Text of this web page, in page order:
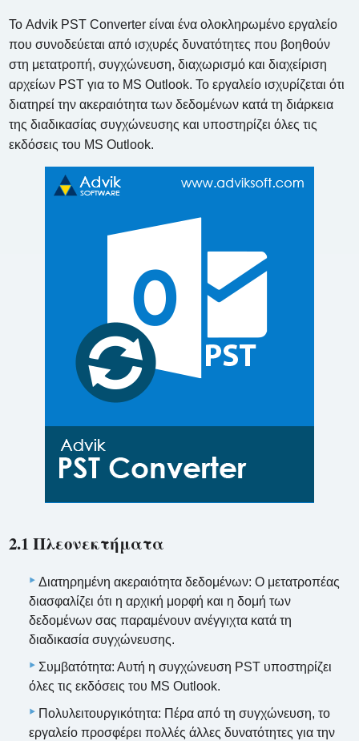
Το Advik PST Converter είναι ένα ολοκληρωμένο εργαλείο
που συνοδεύεται από ισχυρές δυνατότητες που βοηθούν
στη μετατροπή, συγχώνευση, διαχωρισμό και διαχείριση
αρχείων PST για το MS Outlook. Το εργαλείο ισχυρίζεται ότι
διατηρεί την ακεραιότητα των δεδομένων κατά τη διάρκεια
της διαδικασίας συγχώνευσης και υποστηρίζει όλες τις
εκδόσεις του MS Outlook.
2.1 Πλεονεκτήματα
Διατηρημένη ακεραιότητα δεδομένων: Ο μετατροπέας
διασφαλίζει ότι η αρχική μορφή και η δομή των
δεδομένων σας παραμένουν ανέγγιχτα κατά τη
διαδικασία συγχώνευσης.
Συμβατότητα: Αυτή η συγχώνευση PST υποστηρίζει
όλες τις εκδόσεις του MS Outlook.
Πολυλειτουργικότητα: Πέρα από τη συγχώνευση, το
εργαλείο προσφέρει πολλές άλλες δυνατότητες για την